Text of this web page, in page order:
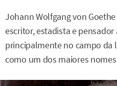
Johann Wolfgang von
escritor, estadista e
principalmente no campo da
como um dos maiores